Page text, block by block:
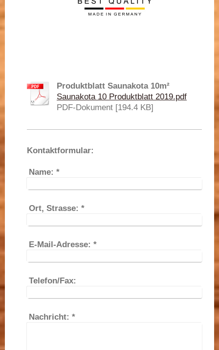
Produktblatt Saunakota 10m²
Saunakota 10 Produktblatt 2019.pdf
PDF-Dokument [194.4 KB]
Kontaktformular:
Name: *
Ort, Strasse: *
E-Mail-Adresse: *
Telefon/Fax:
Nachricht: *